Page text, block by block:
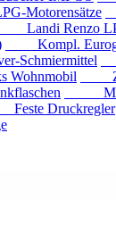
Motorensätze
Landi Renzo
Kompl.
Schmiermittel
Wohnmobil
MV
Druckregler